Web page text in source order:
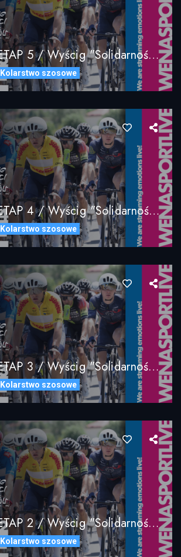
NA ŻYWO ETAP 5 / Wyścig "Solidarności" I Olimpijczyków / 04.07.2026
Kolarstwo szosowe
NA ŻYWO ETAP 4 / Wyścig "Solidarności" I Olimpijczyków / 03.07.2026
Kolarstwo szosowe
NA ŻYWO ETAP 3 / Wyścig "Solidarności" I Olimpijczyków / 02.07.2026
Kolarstwo szosowe
NA ŻYWO ETAP 2 / Wyścig "Solidarności" I Olimpijczyków / 01.07.2026
Kolarstwo szosowe